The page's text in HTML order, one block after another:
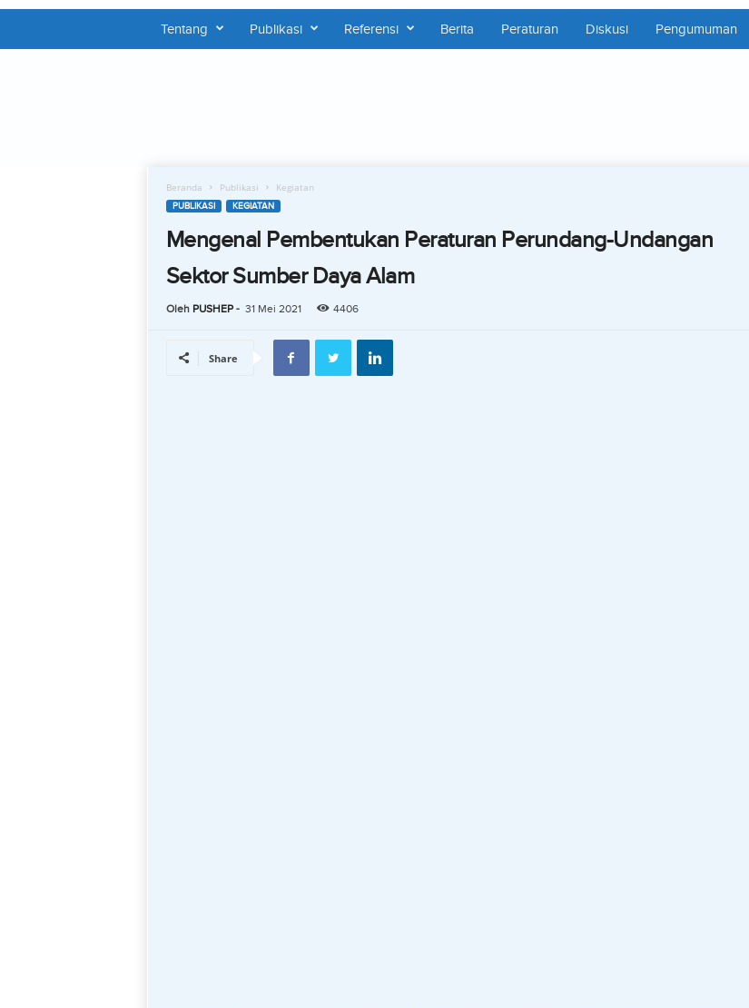
Tentang Publikasi Referensi Berita Peraturan Diskusi Pengumuman
Beranda Publikasi Kegiatan
PUBLIKASI KEGIATAN
Mengenal Pembentukan Peraturan Perundang-Undangan
Sektor Sumber Daya Alam
Oleh PUSHEP- 31 Mei 2021 4406
Share